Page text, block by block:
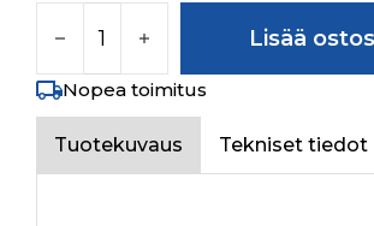
Lisää
Nopea toimitus
Tuotekuvaus Tekniset tiedot